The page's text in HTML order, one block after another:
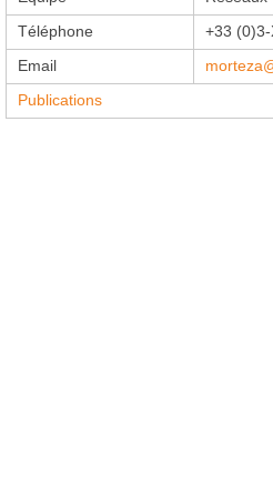
Carbon Care
Téléphone +33 (0)3-
Email
Publications